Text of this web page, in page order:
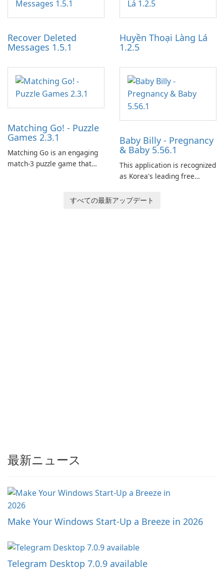
experience for Grand Theft
Auto IV.
tools for content distribution
and audience engagement.
Recover Deleted
Messages 1.5.1
Huyền Thoại Làng Lá
1.2.5
Matching Go! - Puzzle
Games 2.3.1
Matching Go is an engaging
match-3 puzzle game that
Ollie, on an adventurous
Baby Billy - Pregnancy
& Baby 5.56.1
This application is recognized
as Korea's leading free
baby tracking, offering
すべての最新アップデート
最新ニュース
Make Your Windows Start-Up a Breeze in 2026
Telegram Desktop 7.0.9 available